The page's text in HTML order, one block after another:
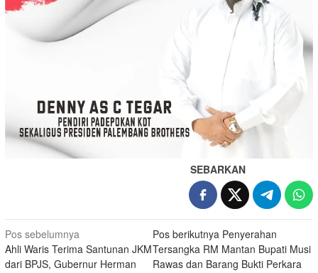
SEBARKAN
Navigasi
pos
Pos sebelumnya
Ahli Waris Terima Santunan JKM
dari BPJS, Gubernur Herman
Pos berikutnya Penyerahan
Tersangka RM Mantan Bupati Musi
Rawas dan Barang Bukti Perkara